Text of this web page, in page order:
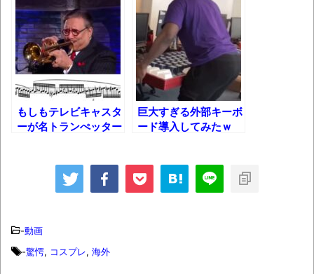
時代の流れ
【衝撃】道志村の骨や服、沢の上流から流
されてきた可能性・・・・・・・・・
オーストラリアの男性飛行家 太平洋横断
飛行
【中国】パトカーの前で好演技www当たり
「ム、ムリです・・・」メガネ美人ナース
に入院中のオレのオナサポ懇願したら・・・
に入院中のオレのオナサポ懇願したら・・・
ナチスドイツは何故バルバロッサ作戦とか
もしもテレビキャスタ
ーが名トランぺッター
巨大すぎる外部キーボ
ード導入してみたｗ
-動画
-驚愕, コスプレ, 海外